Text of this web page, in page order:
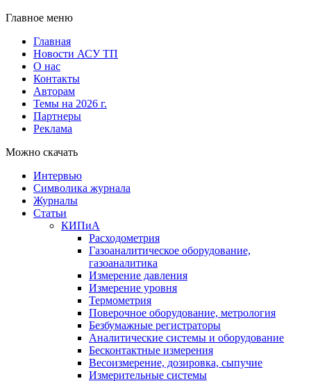
Главное меню
Главная
Новости АСУ ТП
О нас
Контакты
Авторам
Темы на 2026 г.
Партнеры
Реклама
Можно скачать
Интервью
Символика журнала
Журналы
Статьи
КИПиА
Расходометрия
Газоаналитическое оборудование,
газоаналитика
Измерение давления
Измерение уровня
Термометрия
Поверочное оборудование, метрология
Безбумажные регистраторы
Аналитические системы и оборудование
Бесконтактные измерения
Весоизмерение, дозировка, сыпучие
Измерительные системы